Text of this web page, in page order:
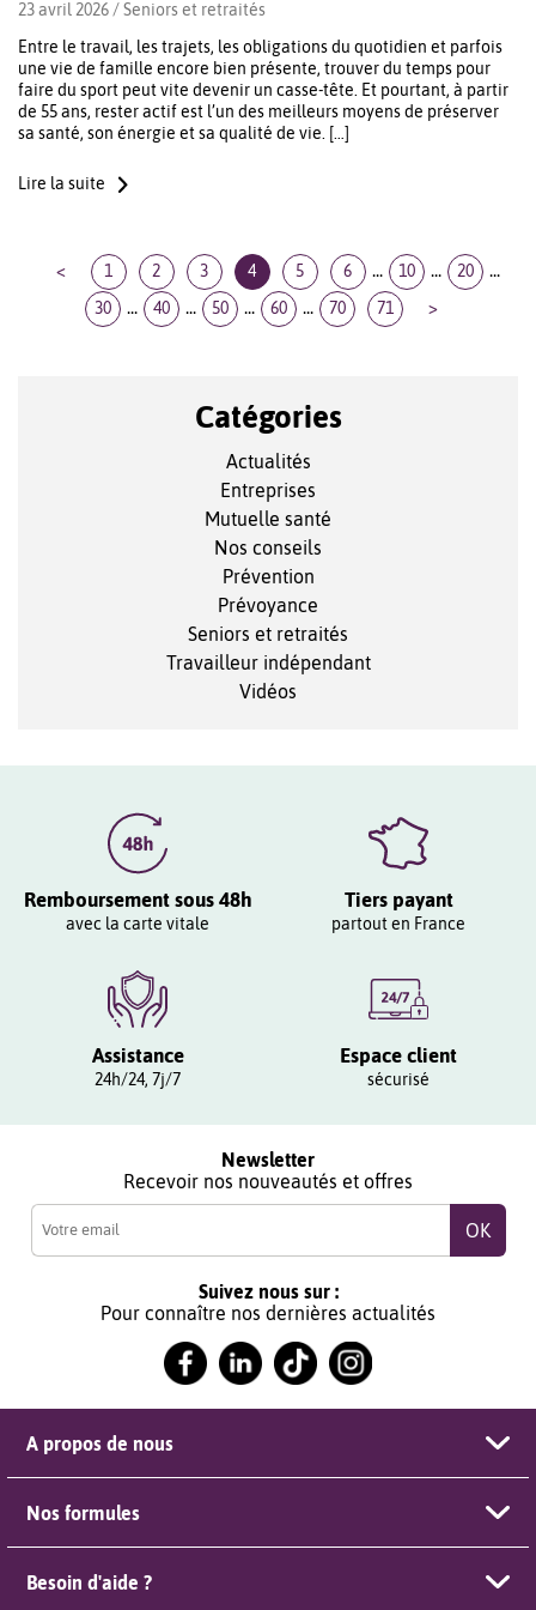
23 avril 2026 /Seniors et retraités
Entre le travail, les trajets, les obligations du quotidien et parfois
une vie de famille encore bien présente, trouver du temps pour
faire du sport peut vite devenir un casse-tête. Et pourtant, à partir
de 55 ans, rester actif est l’un des meilleurs moyens de préserver
sa santé, son énergie et sa qualité de vie. […]
Lire la suite
< 1 2 3 4 5 6 ... 10 ... 20 ...
30 ... 40 ... 50 ... 60 ... 70 71 >
Catégories
Actualités
Entreprises
Mutuelle santé
Nos conseils
Prévention
Prévoyance
Seniors et retraités
Travailleur indépendant
Vidéos
Remboursement sous 48h
avec la carte vitale
Tiers payant
partout en France
Assistance
24h/24, 7j/7
Espace client
sécurisé
Newsletter
Recevoir nos nouveautés et offres
Suivez nous sur :
Pour connaître nos dernières actualités
A propos de nous
Nos formules
Besoin d'aide ?